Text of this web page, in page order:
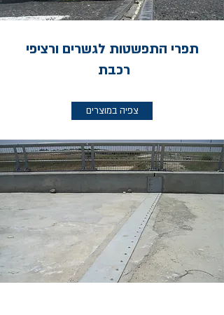
תפרי התפשטות לגשרים ורציפי
רכבת
צפיה במוצרים